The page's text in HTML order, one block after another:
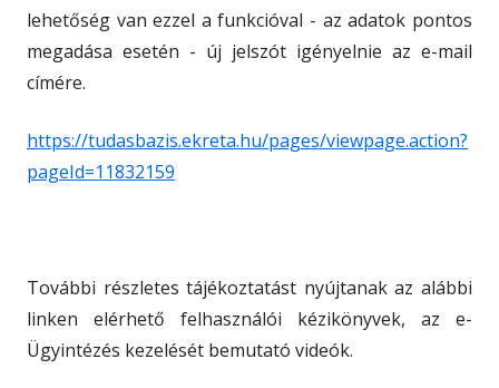
lehetőség van ezzel a funkcióval - az adatok pontos
megadása esetén - új jelszót igényelnie az e-mail
címére.
https://tudasbazis.ekreta.hu/pages/viewpage.action?
pageId=11832159
További részletes tájékoztatást nyújtanak az alábbi
linken elérhető felhasználói kézikönyvek, az e-
Ügyintézés kezelését bemutató videók.